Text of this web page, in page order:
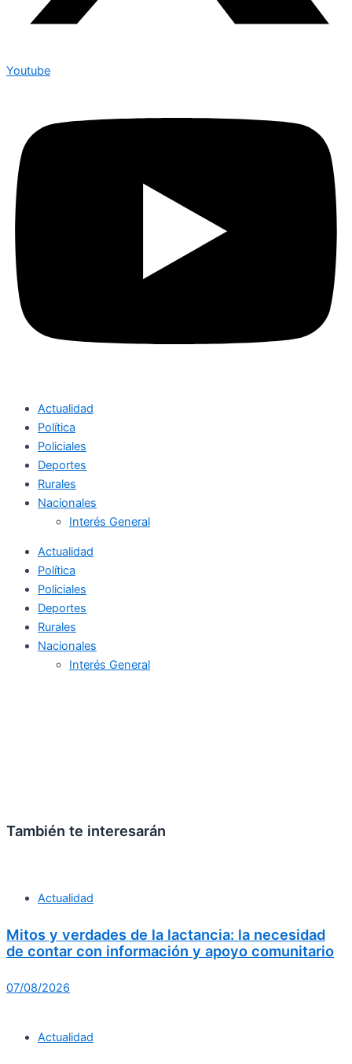
Youtube
Actualidad
Política
Policiales
Deportes
Rurales
Nacionales
Interés General
Actualidad
Política
Policiales
Deportes
Rurales
Nacionales
Interés General
También te interesarán
Actualidad
Mitos y verdades de la lactancia: la necesidad
de contar con información y apoyo comunitario
07/08/2026
Actualidad